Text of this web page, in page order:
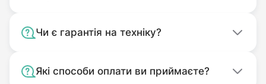
Чи є гарантія на техніку?
Які способи оплати ви приймаєте?